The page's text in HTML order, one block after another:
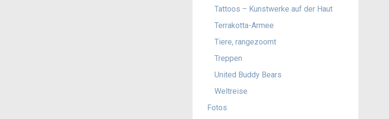
Tattoos – Kunstwerke auf der Haut
Terrakotta-Armee
Tiere, rangezoomt
Treppen
United Buddy Bears
Weltreise
Fotos